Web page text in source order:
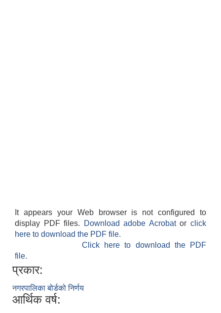
It appears your Web browser is not configured to
display PDF files.
Download adobe Acrobatorclick
here to download the PDF file.
Click here to download the PDF
file.
प्रकार:
नगरपालिका बोर्डको निर्णय
आर्थिक वर्ष: